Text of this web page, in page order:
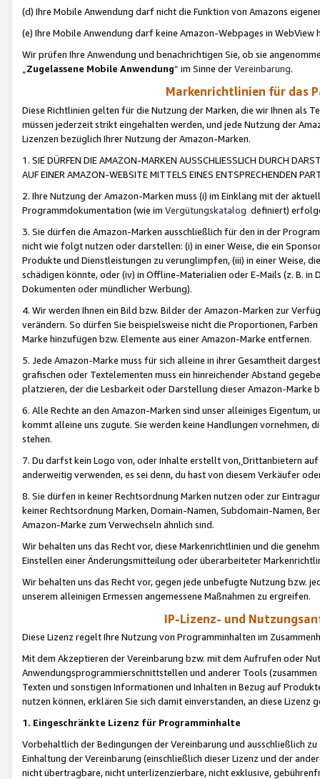
(d) Ihre Mobile Anwendung darf nicht die Funktion von Amazons
(e) Ihre Mobile Anwendung darf keine Amazon-Webpages in WebView
Wir prüfen Ihre Anwendung und benachrichtigen Sie, ob sie
„Zugelassene Mobile Anwendung“ im Sinne derVereinbarung.
Markenrichtlinien für das
Diese Richtlinien gelten für die Nutzung der Marken, die wir Ihnen als
müssen jederzeit strikt eingehalten werden, und jede Nutzung der
Lizenzen bezüglich Ihrer Nutzung der Amazon-Marken.
1. SIE DÜRFEN DIE AMAZON-MARKEN AUSSCHLIESSLICH DURCH
AUF EINER AMAZON-WEBSITE MITTELS EINES ENTSPRECHENDEN
2. Ihre Nutzung der Amazon-Marken muss (i) im Einklang mit der
Programmdokumentation (wie im Vergütungskatalog definiert)
3. Sie dürfen die Amazon-Marken ausschließlich für den in der
nicht wie folgt nutzen oder darstellen: (i) in einer Weise, die ein
Produkte und Dienstleistungen zu verunglimpfen, (iii) in einer Weise,
schädigen könnte, oder (iv) in Offline-Materialien oder E-Mails (z. B. in
Dokumenten oder mündlicher Werbung).
4. Wir werden Ihnen ein Bild bzw. Bilder der Amazon-Marken zur
verändern. So dürfen Sie beispielsweise nicht die Proportionen,
Marke hinzufügen bzw. Elemente aus einer Amazon-Marke entfernen.
5. Jede Amazon-Marke muss für sich alleine in ihrer Gesamtheit
grafischen oder Textelementen muss ein hinreichender Abstand
platzieren, der die Lesbarkeit oder Darstellung dieser Amazon-Marke
6. Alle Rechte an den Amazon-Marken sind unser alleiniges
kommt alleine uns zugute. Sie werden keine Handlungen vornehmen,
stehen.
7. Du darfst kein Logo von, oder Inhalte erstellt von,Drittanbietern auf
anderweitig verwenden, es sei denn, du hast von diesem Verkäufer
8. Sie dürfen in keiner Rechtsordnung Marken nutzen oder zur
keiner Rechtsordnung Marken, Domain-Namen, Subdomain-Namen,
Amazon-Marke zum Verwechseln ähnlich sind.
Wir behalten uns das Recht vor, diese Markenrichtlinien und die
Einstellen einer Änderungsmitteilung oder überarbeiteter
Wir behalten uns das Recht vor, gegen jede unbefugte Nutzung bzw.
unserem alleinigen Ermessen angemessene Maßnahmen zu ergreifen.
IP-Lizenz- und
Diese Lizenz regelt Ihre Nutzung von Programminhalten im
Mit dem Akzeptieren der Vereinbarung bzw. mit dem Aufrufen oder
Anwendungsprogrammierschnittstellen und anderer Tools (zusammen
Texten und sonstigen Informationen und Inhalten in Bezug auf
nutzen können, erklären Sie sich damit einverstanden, an diese Lizenz
1. Eingeschränkte Lizenz für Programminhalte
Vorbehaltlich der Bedingungen der Vereinbarung und ausschließlich
Einhaltung der Vereinbarung (einschließlich dieser Lizenz und der
nicht übertragbare, nicht unterlizenzierbare, nicht exklusive,